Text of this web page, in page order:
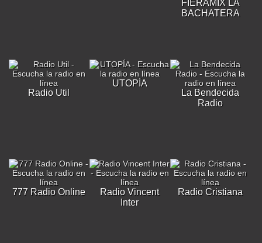
FIERAMIX LA
BACHATERA
Radio Util
UTOPÍA
La Bendecida
Radio
777 Radio Online
Radio Vincent
Inter
Radio Cristiana